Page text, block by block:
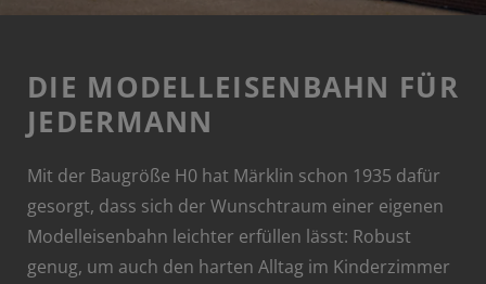
DIE MODELLEISENBAHN FÜR
JEDERMANN
Mit der Baugröße H0 hat Märklin schon 1935 dafür
gesorgt, dass sich der Wunschtraum einer eigenen
Modelleisenbahn leichter erfüllen lässt: Robust
genug, um auch den harten Alltag im Kinderzimmer